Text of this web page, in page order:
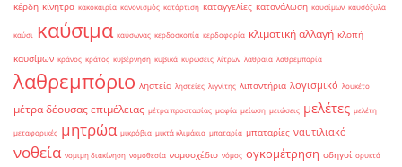
κέρδη κίνητρα κακοκαιρία κανονισμός κατάρτιση καταγγελίες κατανάλωση καυσίμων καυσόξυλα
καύσι καύσιμα καύσωνας κερδοσκοπία κερδοφορία κλιματική αλλαγή κλοπή
καυσίμων κράνος κράτος κυβέρνηση κυβικά κυρώσεις λίτρων λαθραία λαθρεμπορία
λαθρεμπόριο ληστεία ληστείες λιγνίτης λιπαντήρια λογισμικό λουκέτο
μέτρα δέουσας επιμέλειας μέτρα προστασίας μαφία μείωση μειώσεις μελέτες μελέτη
μεταφορικές μητρώα μικρόβια μικτά κλιμάκια μπαταρία μπαταρίες ναυτιλιακό
νοθεία νομιμη διακίνηση νομοθεσία νομοσχέδιο νόμος ογκομέτρηση οδηγοί ορυκτά